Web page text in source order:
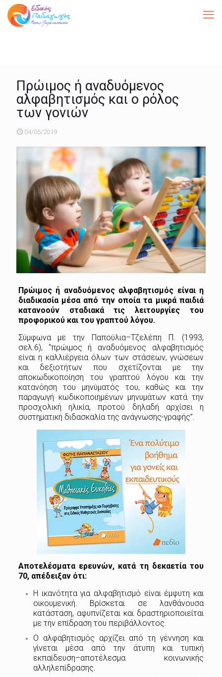
Πρώιμος ή αναδυόμενος
αλφαβητισμός και ο ρόλος
των γονιών
04/05/2019
Πρώιμος ή αναδυόμενος αλφαβητισμός είναι η
διαδικασία μέσα από την οποία τα μικρά παιδιά
κατανοούν σταδιακά τις λειτουργίες του
προφορικού και του γραπτού λόγου.
Σύμφωνα με την Παπούλια–Τζελέπη Π. (1993,
σελ.6), “πρώιμος ή αναδυόμενος αλφαβητισμός
είναι η καλλιέργεια όλων των στάσεων, γνώσεων
και δεξιοτήτων που σχετίζονται με την
αποκωδικοποίηση του γραπτού λόγου και την
κατανόηση του μηνύματός του, καθώς και την
παραγωγή κωδικοποιημένων μηνυμάτων κατά την
προσχολική ηλικία, προτού δηλαδή αρχίσει η
συστηματική διδασκαλία της ανάγνωσης-γραφής”.
Αποτελέσματα ερευνών, κατά τη δεκαετία του
70, απέδειξαν ότι:
Η ικανότητα για αλφαβητισμό είναι έμφυτη και
οικουμενική. Βρίσκεται σε λανθάνουσα
κατάσταση, αφυπνίζεται και δραστηριοποιείται
με την επίδραση του περιβάλλοντος.
Ο αλφαβητισμός αρχίζει από τη γέννηση και
γίνεται μέσα από την άτυπη και τυπική
εκπαίδευση–αποτέλεσμα κοινωνικής
αλληλεπίδρασης.